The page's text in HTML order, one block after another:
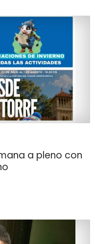
a pleno con